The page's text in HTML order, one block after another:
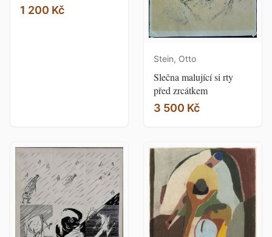
1 200 Kč
Stein, Otto
Slečna malující si rty
před zrcátkem
3 500 Kč